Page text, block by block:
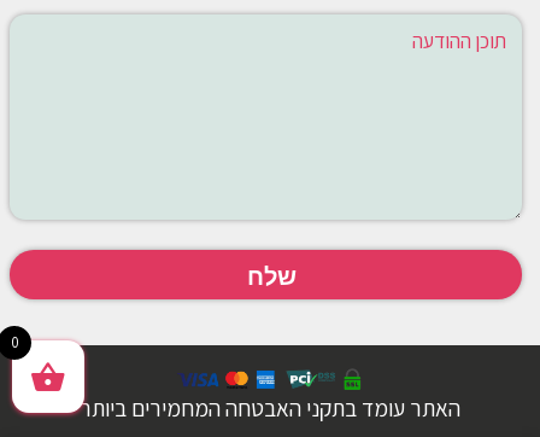
האתר עומד בתקני האבטחה המחמירים ביותר
0